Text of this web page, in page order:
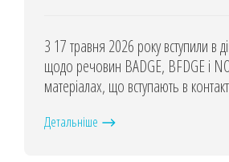
З 17 травня 2026 року вступили
щодо речовин BADGE, BFDGE і
матеріалах, що вступають в
Детальніше